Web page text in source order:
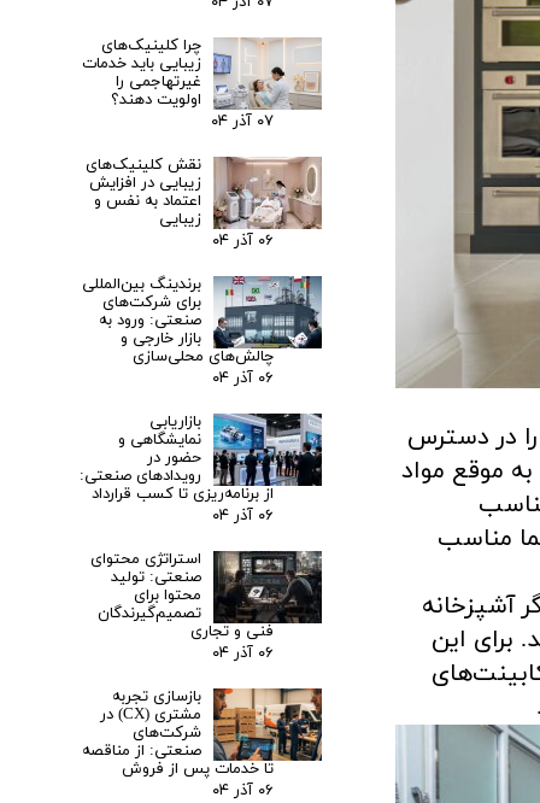
در دسترس
موقع مواد
مناسب
آشپزخانه
برای این
چرا کلینیک‌های
زیبایی باید خدمات
غیرتهاجمی را
اولویت دهند؟
۰۷ آذر ۰۴
نقش کلینیک‌های
زیبایی در افزایش
اعتماد به نفس و
زیبایی
۰۶ آذر ۰۴
برندینگ بین‌المللی
برای شرکت‌های
صنعتی: ورود به
بازار خارجی و
چالش‌های محلی‌سازی
۰۶ آذر ۰۴
بازاریابی
نمایشگاهی و
حضور در
رویدادهای صنعتی:
از برنامه‌ریزی تا کسب قرارداد
۰۶ آذر ۰۴
استراتژی محتوای
صنعتی: تولید
محتوا برای
تصمیم‌گیرندگان
فنی و تجاری
۰۶ آذر ۰۴
بازسازی تجربه
مشتری (CX) در
شرکت‌های
صنعتی: از مناقصه
تا خدمات پس از فروش
۰۶ آذر ۰۴